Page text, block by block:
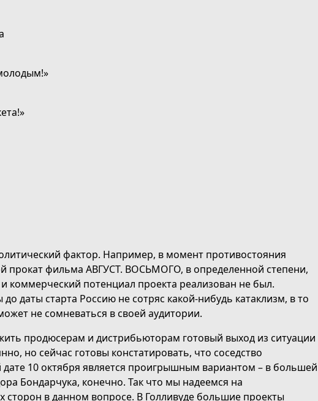
фактор. Например, в момент противостояния
прокат фильма АВГУСТ. ВОСЬМОГО, в определенной степени,
коммерческий потенциал проекта реализован не был.
даты старта Россию не сотряс какой-нибудь катаклизм, в то
не сомневаться в своей аудитории.
продюсерам и дистрибьюторам готовый выход из ситуации
но сейчас готовы констатировать, что соседство
10 октября является проигрышным вариантом – в большей
Бондарчука, конечно. Так что мы надеемся на
сторон в данном вопросе. В Голливуде большие проекты